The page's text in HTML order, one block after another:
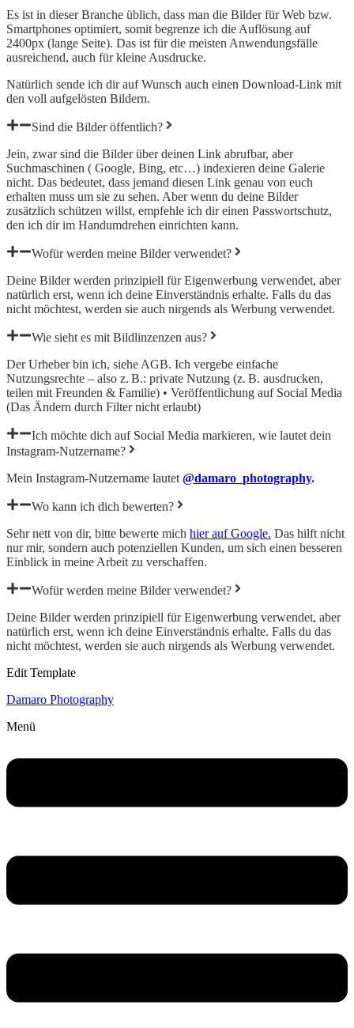
Es ist in dieser Branche üblich, dass man die Bilder für Web bzw.
Smartphones optimiert, somit begrenze ich die Auflösung auf
2400px (lange Seite). Das ist für die meisten Anwendungsfälle
ausreichend, auch für kleine Ausdrucke.
Natürlich sende ich dir auf Wunsch auch einen Download-Link mit
den voll aufgelösten Bildern.
Sind die Bilder öffentlich?
Jein, zwar sind die Bilder über deinen Link abrufbar, aber
Suchmaschinen ( Google, Bing, etc…) indexieren deine Galerie
nicht. Das bedeutet, dass jemand diesen Link genau von euch
erhalten muss um sie zu sehen. Aber wenn du deine Bilder
zusätzlich schützen willst, empfehle ich dir einen Passwortschutz,
den ich dir im Handumdrehen einrichten kann.
Wofür werden meine Bilder verwendet?
Deine Bilder werden prinzipiell für Eigenwerbung verwendet, aber
natürlich erst, wenn ich deine Einverständnis erhalte. Falls du das
nicht möchtest, werden sie auch nirgends als Werbung verwendet.
Wie sieht es mit Bildlinzenzen aus?
Der Urheber bin ich, siehe AGB. Ich vergebe einfache
Nutzungsrechte – also z. B.: private Nutzung (z. B. ausdrucken,
teilen mit Freunden & Familie) • Veröffentlichung auf Social Media
(Das Ändern durch Filter nicht erlaubt)
Ich möchte dich auf Social Media markieren, wie lautet dein
Instagram-Nutzername?
Mein Instagram-Nutzername lautet @damaro_photography.
Wo kann ich dich bewerten?
Sehr nett von dir, bitte bewerte mich hier auf Google. Das hilft nicht
nur mir, sondern auch potenziellen Kunden, um sich einen besseren
Einblick in meine Arbeit zu verschaffen.
Wofür werden meine Bilder verwendet?
Deine Bilder werden prinzipiell für Eigenwerbung verwendet, aber
natürlich erst, wenn ich deine Einverständnis erhalte. Falls du das
nicht möchtest, werden sie auch nirgends als Werbung verwendet.
Edit Template
Damaro Photography
Menü